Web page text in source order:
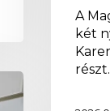
A
két